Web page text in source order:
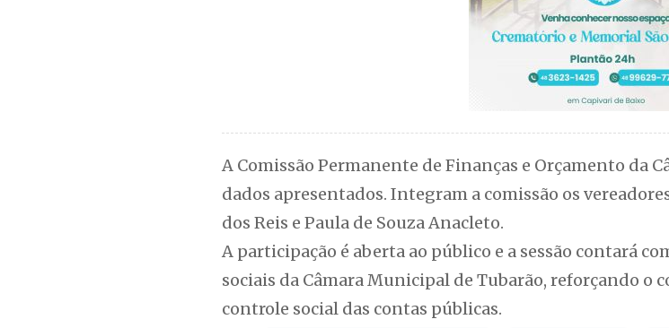
A Comissão Permanente de Finanças e Orçamento da
dados apresentados. Integram a comissão os
dos Reis e Paula de Souza Anacleto.
A participação é aberta ao público e a sessão contará
sociais da Câmara Municipal de Tubarão, reforçando o
controle social das contas públicas.